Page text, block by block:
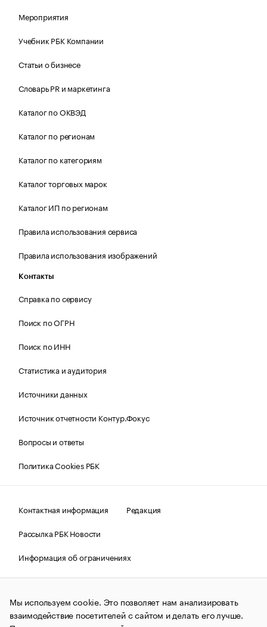
Мероприятия
Учебник РБК Компании
Статьи о бизнесе
Словарь PR и маркетинга
Каталог по ОКВЭД
Каталог по регионам
Каталог по категориям
Каталог торговых марок
Каталог ИП по регионам
Правила использования сервиса
Правила использования изображений
Контакты
Справка по сервису
Поиск по ОГРН
Поиск по ИНН
Статистика и аудитория
Источники данных
Источник отчетности Контур.Фокус
Вопросы и ответы
Политика Cookies РБК
Контактная информация
Редакция
Рассылка РБК Новости
Информация об ограничениях
Правовая информация
О соблюдении авторских прав
© АО «РОСБИЗНЕСКОНСАЛТИНГ»,1995–2026.Сообщения
и материалы информационного агентства «РБК»
(зарегистрировано Федеральной службой по надзору в сфере
Мы используем cookie. Это позволяет нам анализировать
взаимодействие посетителей с сайтом и делать его лучше.